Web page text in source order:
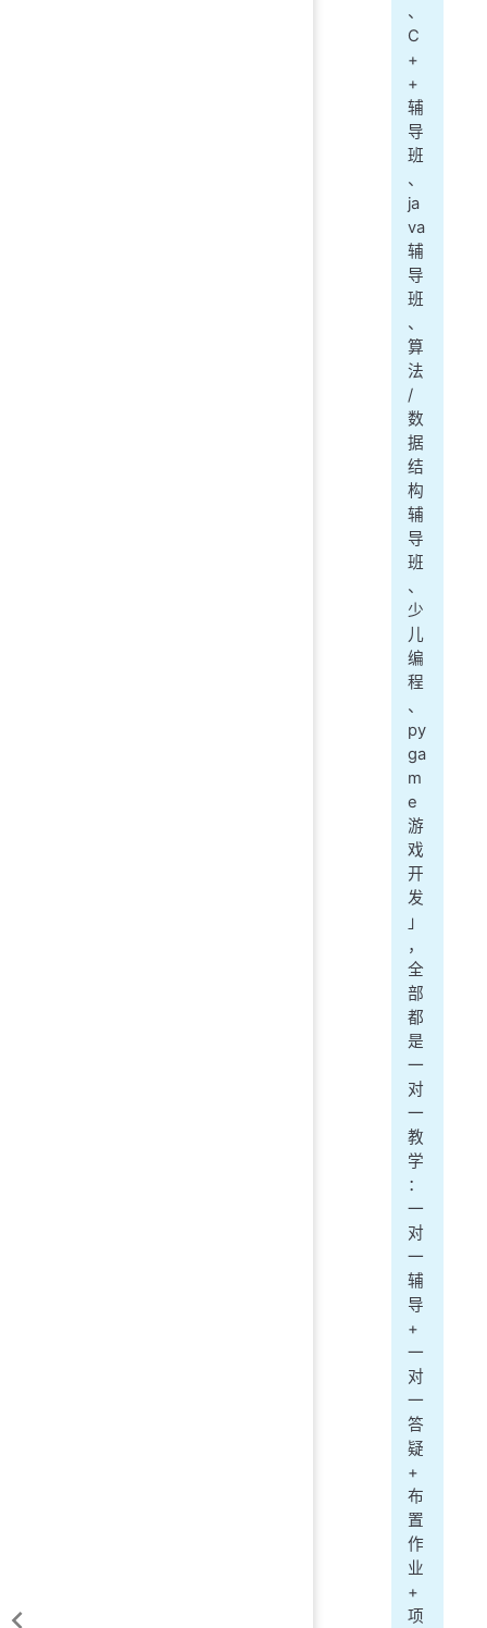
、
C
+
+
辅
导
班
、
ja
va
辅
导
班
、
算
法
/
数
据
结
构
辅
导
班
、
少
儿
编
程
、
py
ga
m
e
游
戏
开
发
」
，
全
部
都
是
一
对
一
教
学
：
一
对
一
辅
导
+
一
对
一
答
疑
+
布
置
作
业
+
项